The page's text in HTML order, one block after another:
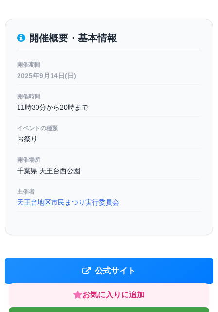
開催概要・基本情報
開催期間
2025年9月14日(日)
開催時間
11時30分から20時まで
イベントの種類
お祭り
開催場所
千葉県 天王台西公園
主催者
天王台地区市民まつり実行委員会
公式サイト
お気に入りに追加